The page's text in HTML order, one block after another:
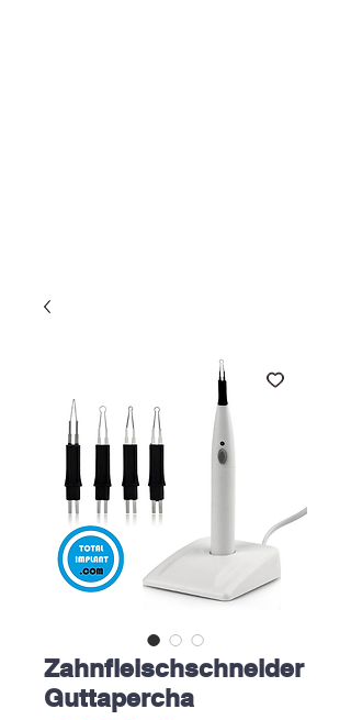
Zahnfleischschneider
Guttapercha